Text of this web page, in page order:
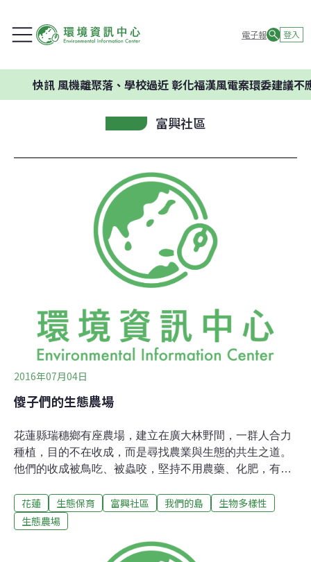
電子報 登入
快訊風機離聚落、學校過近 彰化福漢風電案環委建議不應開
富興社區
2016年07月04日
傻子們的生態農場
花蓮縣瑞穗鄉有座農場，建立在廣大林野間，一群人合力
種植，目的不在收成，而是尋找農業與生態的共生之道。
他們的收成被鳥吃、被蟲咬，堅持不用農藥、化肥，有人
源：我們的島。富興農場是座實驗農場，位在富興社區
中，農場主人賴萌宏，因為發現許多地區依然使用慣行農
場，希望示範生態農法的價值。農場內開挖了一個大濕
花蓮 生態保育 富興社區 我們的島
生物多樣性
生態農場